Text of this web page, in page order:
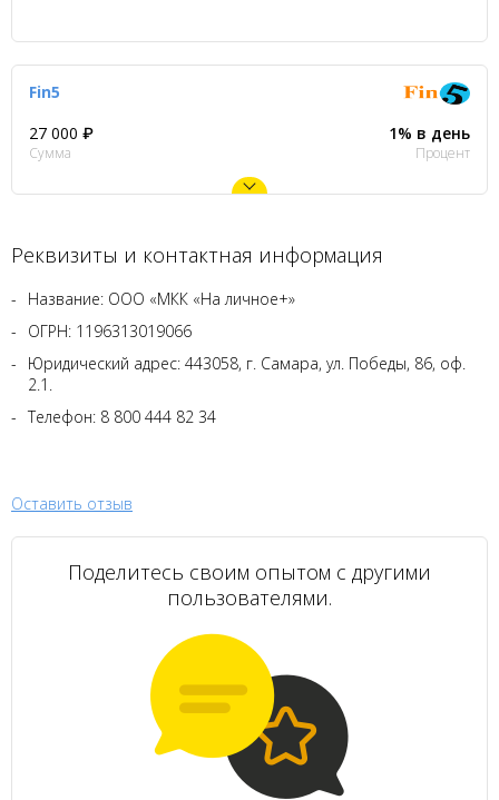
Fin5
27 000 ₽
Сумма
1% в день
Процент
Реквизиты и контактная информация
Название: ООО «МКК «На личное+»
ОГРН: 1196313019066
Юридический адрес: 443058, г. Самара, ул. Победы, 86, оф.
2.1.
Телефон: 8 800 444 82 34
Оставить отзыв
Поделитесь своим опытом с другими
пользователями.